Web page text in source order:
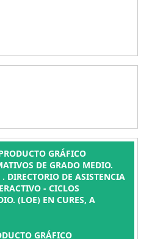
GRÁFICO
DE GRADO MEDIO.
DIRECTORIO DE ASISTENCIA
- CICLOS
(LOE) EN CURES, A
GRÁFICO